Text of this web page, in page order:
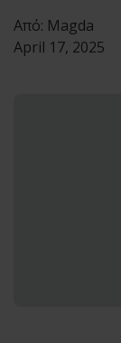
Από: Magda
April 17, 2025